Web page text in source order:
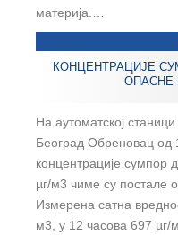
материја.…
КОНЦЕНТРАЦИЈЕ
ОПАСНЕ
На аутоматској
Београд Обреновац од
концентрације сумпор
µг/м3 чиме су постале
Измерена сатна
м3, у 12 часова 697 µг/